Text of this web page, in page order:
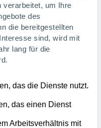
verarbeitet, um Ihre
des
die bereitgestellten
sind, wird mit
lang für die
das die Dienste nutzt.
das einen Dienst
Arbeitsverhältnis mit